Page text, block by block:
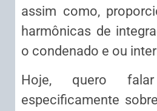
assim como,
harmônicas de
o condenado e ou
Hoje, quero
especificamente